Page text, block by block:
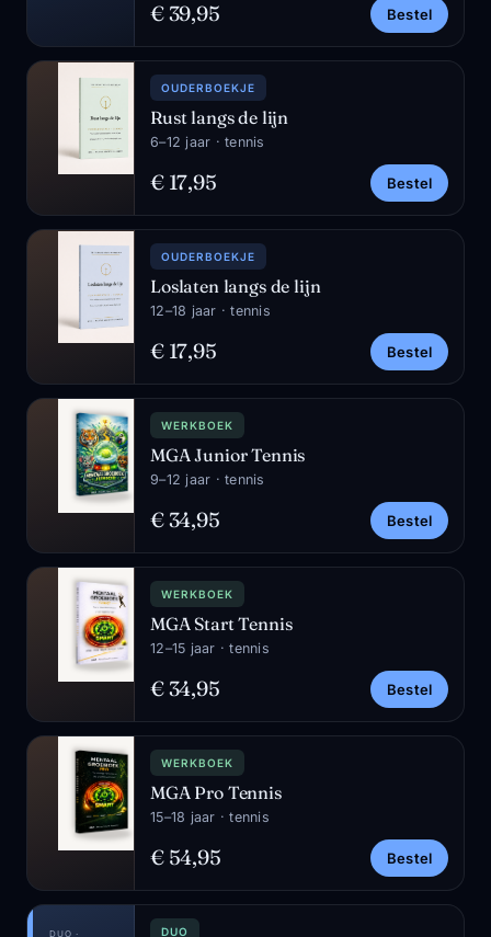
€ 39,95 Bestel
OUDERBOEKJE
Rust langs de lijn
6–12 jaar · tennis
€ 17,95 Bestel
OUDERBOEKJE
Loslaten langs de lijn
12–18 jaar · tennis
€ 17,95 Bestel
WERKBOEK
MGA Junior Tennis
9–12 jaar · tennis
€ 34,95 Bestel
WERKBOEK
MGA Start Tennis
12–15 jaar · tennis
€ 34,95 Bestel
WERKBOEK
MGA Pro Tennis
15–18 jaar · tennis
€ 54,95 Bestel
DUO · DUO